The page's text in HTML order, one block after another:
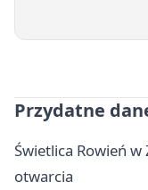
Przydatne
Świetlica Rowień
otwarcia